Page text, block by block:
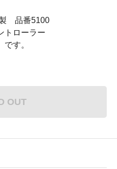
品番5100
トローラー
す。
OUT